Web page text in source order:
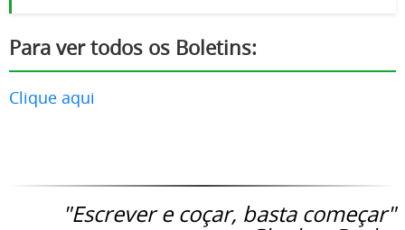
Para ver todos os Boletins:
Clique aqui
"Escrever e coçar, basta começar"